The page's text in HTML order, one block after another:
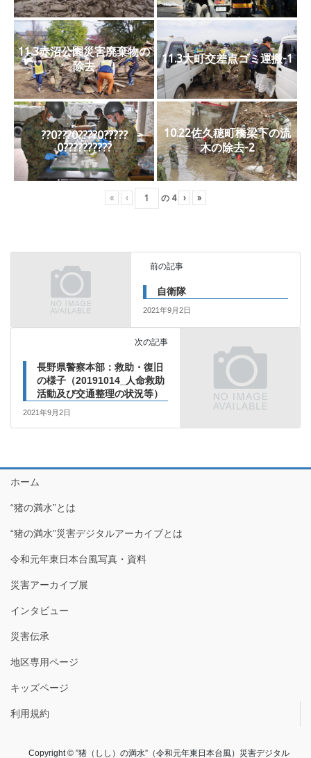
11.3赤沼公園災害廃棄物の
除去
11.3大町交差点ゴミ運搬-1
??0???0????0?????
0??????????
10.22佐久穂町橋梁下の流
木の除去-2
« ‹ の 4 › »
前の記事
自衛隊
2021年9月2日
次の記事
長野県警察本部：救助・復旧
の様子（20191014_人命救助
活動及び交通整理の状況等）
2021年9月2日
ホーム
“猪の満水”とは
“猪の満水”災害デジタルアーカイブとは
令和元年東日本台風写真・資料
災害アーカイブ展
インタビュー
災害伝承
地区専用ページ
キッズページ
利用規約
Copyright © ”猪（しし）の満水”（令和元年東日本台風）災害デジタル